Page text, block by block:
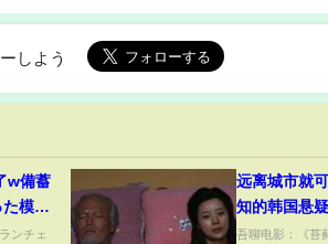
しよう
w備蓄
模様
ンチェ
远离城市就
知的韩国悬
吾聊电影：《苔